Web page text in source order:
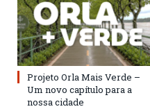
Projeto Orla Mais Verde –
Um novo capítulo para a
nossa cidade